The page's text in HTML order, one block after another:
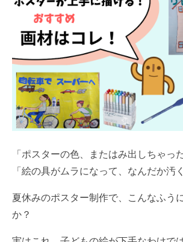
「ポスターの色、またはみ出しちゃっ
「絵の具がムラになって、なんだか汚
夏休みのポスター制作で、こんなふう
か？